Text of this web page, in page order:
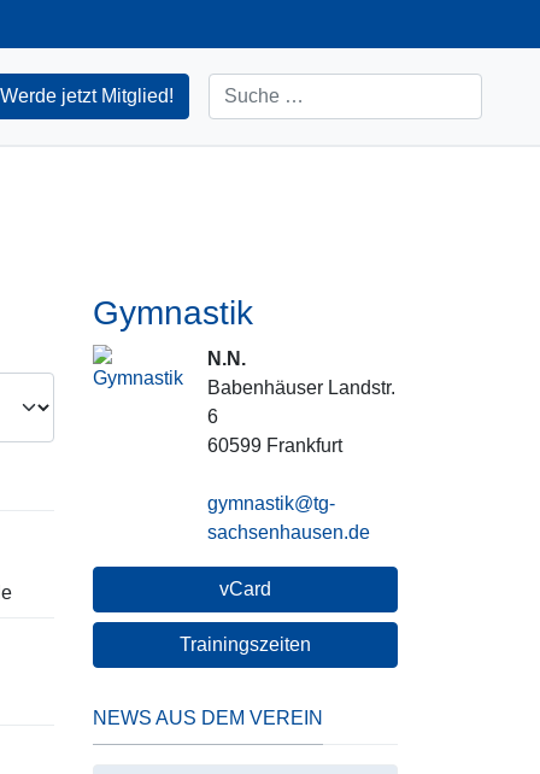
Werde jetzt Mitglied! Suchen
Gymnastik
N.N.
Babenhäuser Landstr.
6
60599 Frankfurt
gymnastik@tg-
sachsenhausen.de
vCard
Trainingszeiten
NEWS AUS DEM VEREIN